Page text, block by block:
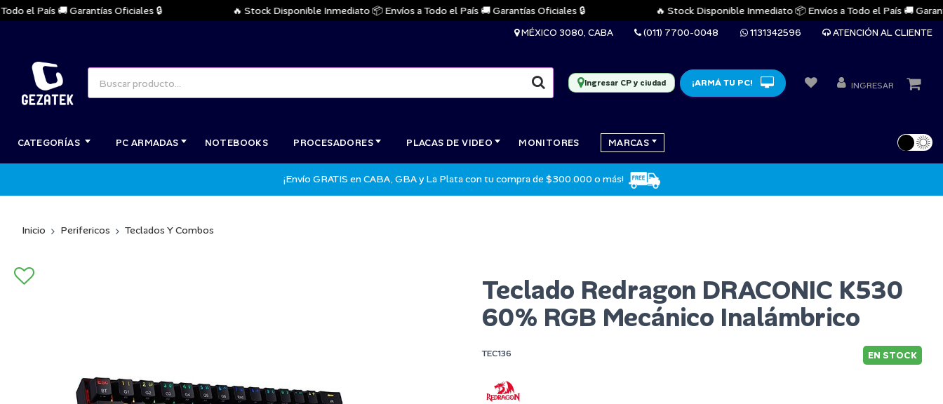
País 🚚 Garantías Oficiales 🔒 🔥 Stock Disponible Inmediato 📦 Envíos a Todo el País 🚚 Garantías Oficiales 🔒 🔥 Stock Disponible Inmediato 📦 Envíos a Todo el País 🚚 Garantías
MÉXICO 3080, CABA (011) 7700-0048 1131342596 ATENCIÓN AL CLIENTE
Ingresar CP y ciudad ¡ARMÁ TU PC! INGRESAR
CATEGORÍAS PC ARMADAS NOTEBOOKS PROCESADORES PLACAS DE VIDEO MONITORES MARCAS
¡Envío GRATIS en CABA, GBA y La Plata con tu compra de $300.000 o más!
Inicio Perifericos Teclados Y Combos
Teclado Redragon DRACONIC K530
60% RGB Mecánico Inalámbrico
TEC136 EN STOCK